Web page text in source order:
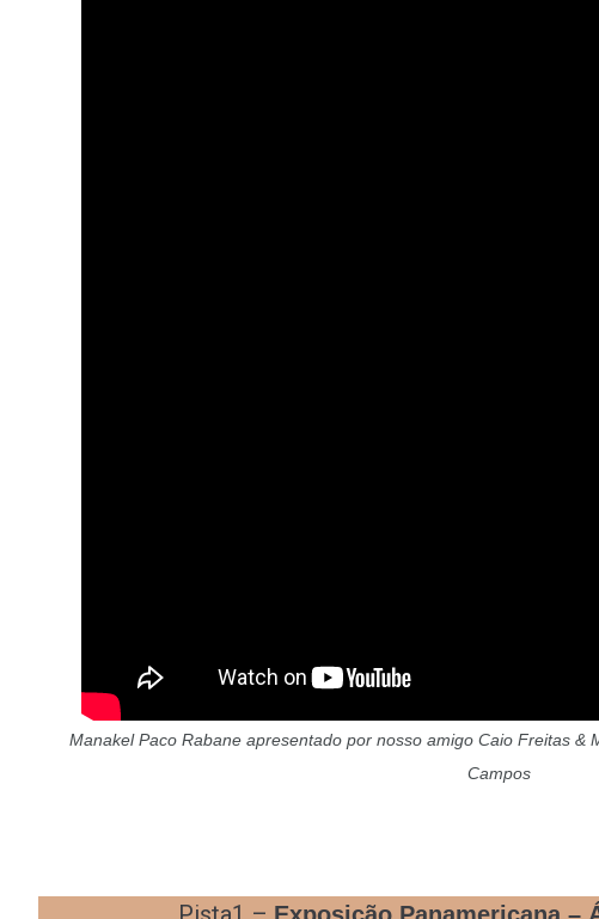
Manakel Paco Rabane apresentado por nosso amigo Caio Freitas &
Campos